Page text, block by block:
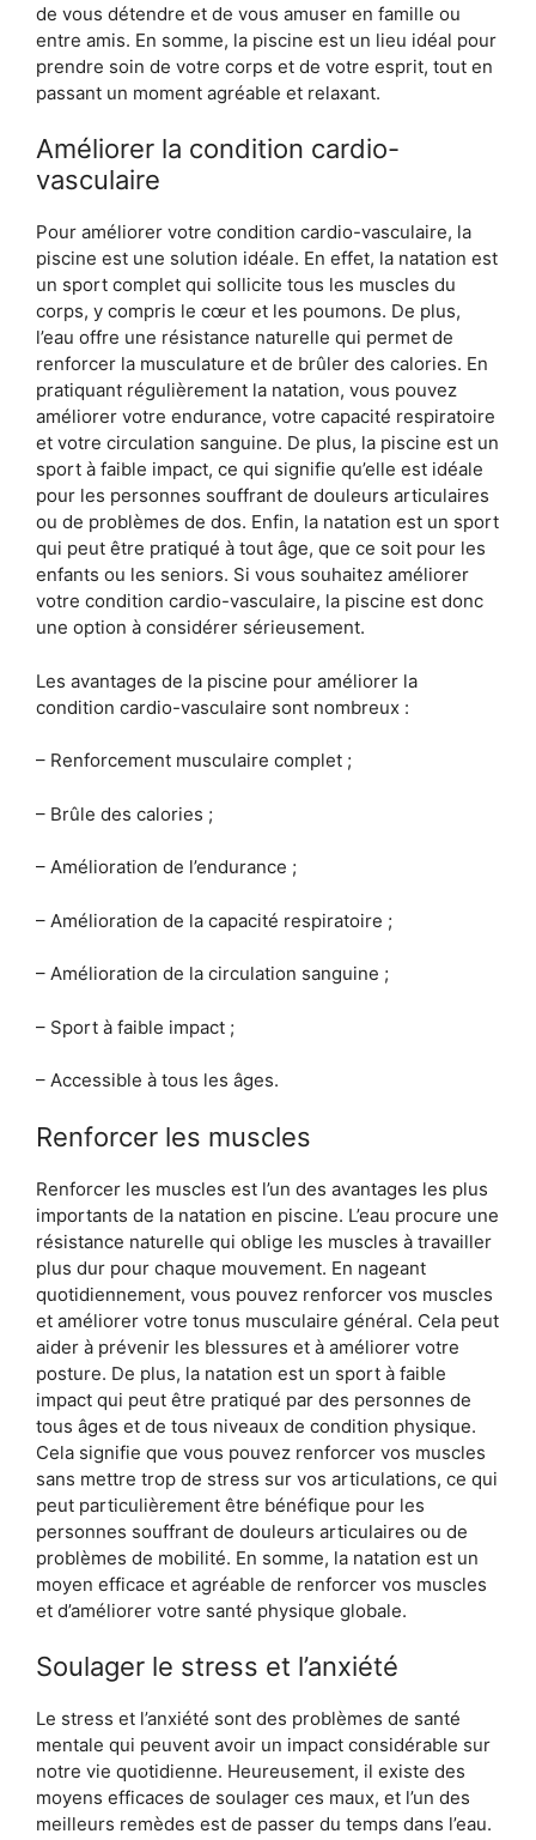
de vous détendre et de vous amuser en famille ou
entre amis. En somme, la piscine est un lieu idéal pour
prendre soin de votre corps et de votre esprit, tout en
passant un moment agréable et relaxant.
Améliorer la condition cardio-
vasculaire
Pour améliorer votre condition cardio-vasculaire, la
piscine est une solution idéale. En effet, la natation est
un sport complet qui sollicite tous les muscles du
corps, y compris le cœur et les poumons. De plus,
l’eau offre une résistance naturelle qui permet de
renforcer la musculature et de brûler des calories. En
pratiquant régulièrement la natation, vous pouvez
améliorer votre endurance, votre capacité respiratoire
et votre circulation sanguine. De plus, la piscine est un
sport à faible impact, ce qui signifie qu’elle est idéale
pour les personnes souffrant de douleurs articulaires
ou de problèmes de dos. Enfin, la natation est un sport
qui peut être pratiqué à tout âge, que ce soit pour les
enfants ou les seniors. Si vous souhaitez améliorer
votre condition cardio-vasculaire, la piscine est donc
une option à considérer sérieusement.
Les avantages de la piscine pour améliorer la
condition cardio-vasculaire sont nombreux :
– Renforcement musculaire complet ;
– Brûle des calories ;
– Amélioration de l’endurance ;
– Amélioration de la capacité respiratoire ;
– Amélioration de la circulation sanguine ;
– Sport à faible impact ;
– Accessible à tous les âges.
Renforcer les muscles
Renforcer les muscles est l’un des avantages les plus
importants de la natation en piscine. L’eau procure une
résistance naturelle qui oblige les muscles à travailler
plus dur pour chaque mouvement. En nageant
quotidiennement, vous pouvez renforcer vos muscles
et améliorer votre tonus musculaire général. Cela peut
aider à prévenir les blessures et à améliorer votre
posture. De plus, la natation est un sport à faible
impact qui peut être pratiqué par des personnes de
tous âges et de tous niveaux de condition physique.
Cela signifie que vous pouvez renforcer vos muscles
sans mettre trop de stress sur vos articulations, ce qui
peut particulièrement être bénéfique pour les
personnes souffrant de douleurs articulaires ou de
problèmes de mobilité. En somme, la natation est un
moyen efficace et agréable de renforcer vos muscles
et d’améliorer votre santé physique globale.
Soulager le stress et l’anxiété
Le stress et l’anxiété sont des problèmes de santé
mentale qui peuvent avoir un impact considérable sur
notre vie quotidienne. Heureusement, il existe des
moyens efficaces de soulager ces maux, et l’un des
meilleurs remèdes est de passer du temps dans l’eau.